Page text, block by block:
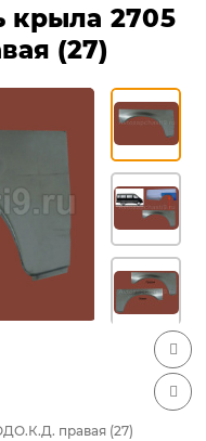
крыла 2705
(27)
правая (27)